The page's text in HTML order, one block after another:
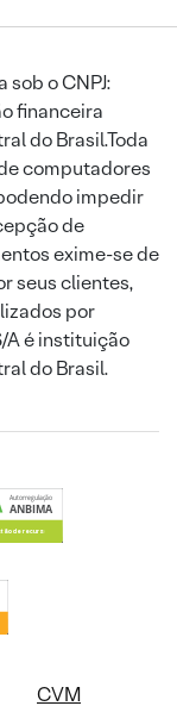
o CNPJ:
financeira
do Brasil.Toda
computadores
impedir
de
exime-se de
seus clientes,
por
A é instituição
do Brasil.
CVM